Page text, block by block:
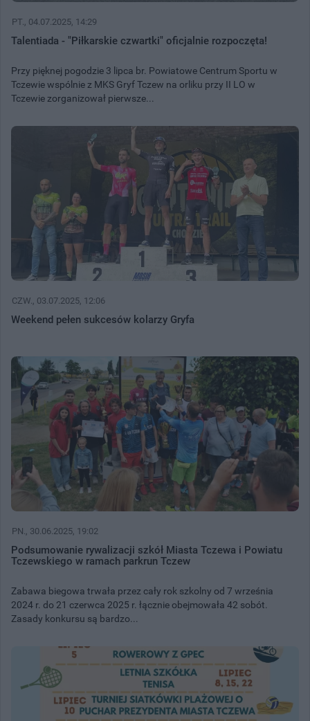
PT. , 04.07.2025, 14:29
Talentiada - "Piłkarskie czwartki" oficjalnie rozpoczęta!
Przy pięknej pogodzie 3 lipca br. Powiatowe Centrum Sportu w
Tczewie wspólnie z MKS Gryf Tczew na orliku przy II LO w
Tczewie zorganizował pierwsze...
CZW. , 03.07.2025, 12:06
Weekend pełen sukcesów kolarzy Gryfa
PN. , 30.06.2025, 19:02
Podsumowanie rywalizacji szkół Miasta Tczewa i Powiatu
Tczewskiego w ramach parkrun Tczew
Zabawa biegowa trwała przez cały rok szkolny od 7 września
2024 r. do 21 czerwca 2025 r. łącznie obejmowała 42 sobót.
Zasady konkursu są bardzo...